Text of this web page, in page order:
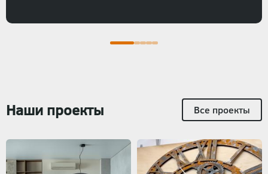
Наши проекты Все проекты